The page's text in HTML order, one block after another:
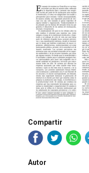
Compartir
Autor